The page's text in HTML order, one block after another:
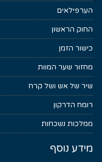
הערפילאים
החוק הראשון
כישור הזמן
מחזור שער המוות
שיר של אש ושל קרח
רומח הדרקון
ממלכות נשכחות
מידע נוסף